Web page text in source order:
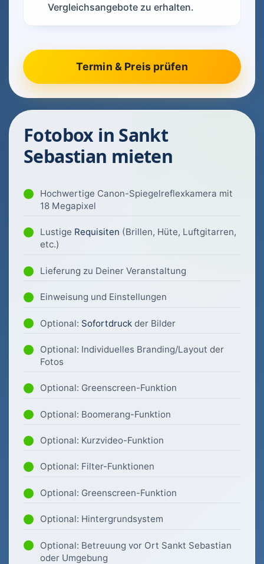
Vergleichsangebote zu erhalten.
Fotobox in Sankt
Sebastian mieten
Hochwertige Canon-Spiegelreflexkamera mit
18 Megapixel
Lustige Requisiten (Brillen, Hüte, Luftgitarren,
etc.)
Lieferung zu Deiner Veranstaltung
Einweisung und Einstellungen
Optional: Sofortdruck der Bilder
Optional: Individuelles Branding/Layout der
Fotos
Optional: Greenscreen-Funktion
Optional: Boomerang-Funktion
Optional: Kurzvideo-Funktion
Optional: Filter-Funktionen
Optional: Greenscreen-Funktion
Optional: Hintergrundsystem
Optional: Betreuung vor Ort Sankt Sebastian
oder Umgebung